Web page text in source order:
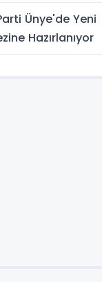
Ünye'de Yeni
Hazırlanıyor